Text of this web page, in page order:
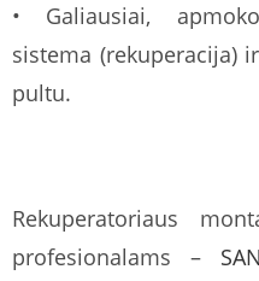
• Galiausiai,
sistema (rekuperacija)
pultu.
Rekuperatoriaus
profesionalams –